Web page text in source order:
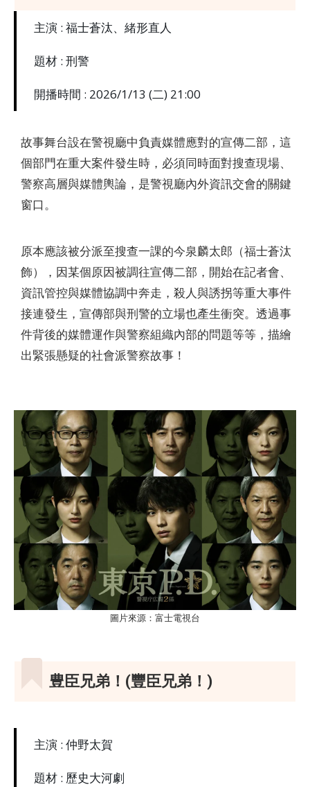
主演 : 福士蒼汰、緒形直人
題材 : 刑警
開播時間 : 2026/1/13 (二) 21:00
故事舞台設在警視廳中負責媒體應對的宣傳二部，這
個部門在重大案件發生時，必須同時面對搜查現場、
警察高層與媒體輿論，是警視廳內外資訊交會的關鍵
窗口。
原本應該被分派至搜查一課的今泉麟太郎（福士蒼汰
飾），因某個原因被調往宣傳二部，開始在記者會、
資訊管控與媒體協調中奔走，殺人與誘拐等重大事件
接連發生，宣傳部與刑警的立場也產生衝突。透過事
件背後的媒體運作與警察組織內部的問題等等，描繪
出緊張懸疑的社會派警察故事！
圖片來源：富士電視台
豊臣兄弟！(豐臣兄弟！)
主演 : 仲野太賀
題材 : 歷史大河劇